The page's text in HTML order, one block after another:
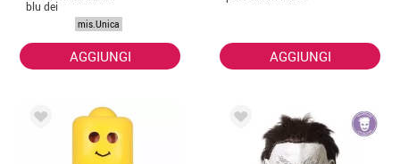
blu dei
videogiochimis.Unica
AGGIUNGI AGGIUNGI